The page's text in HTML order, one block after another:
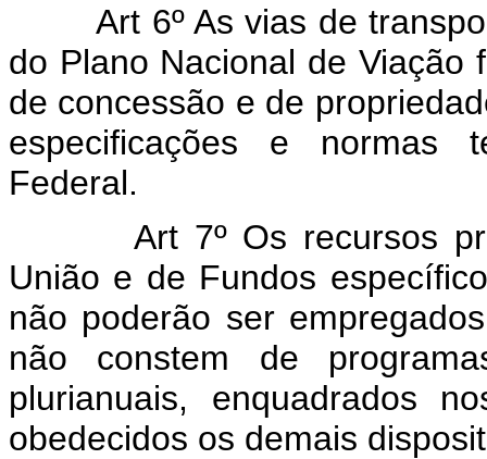
Art 6º As vias de
do Plano Nacional de Viação
de concessão e de
especificações e normas
Federal.
Art 7º Os recursos
União e de Fundos
não poderão ser
não constem de
plurianuais, enquadrados
obedecidos os demais